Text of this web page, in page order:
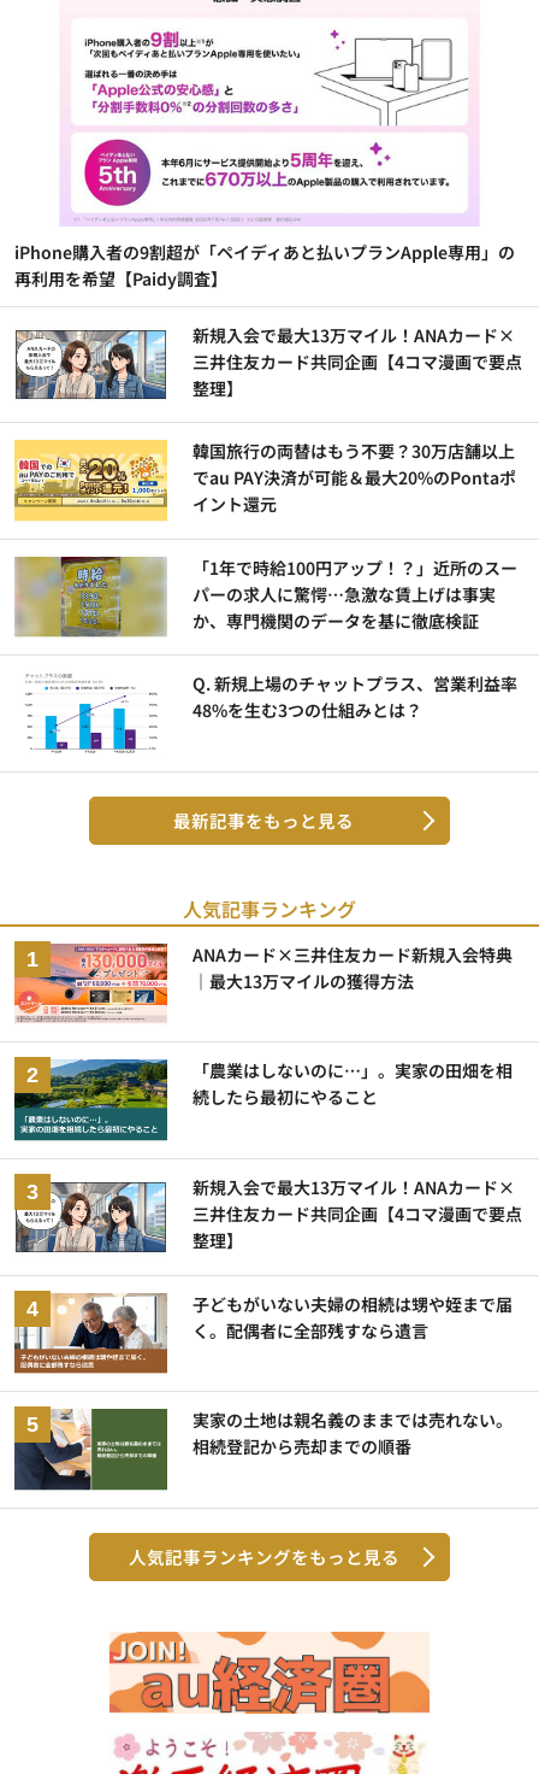
iPhone購入者の9割超が「ペイディあと払いプランApple専用」の
再利用を希望【Paidy調査】
新規入会で最大13万マイル！ANAカード×
三井住友カード共同企画【4コマ漫画で要点
整理】
韓国旅行の両替はもう不要？30万店舗以上
でau PAY決済が可能＆最大20%のPontaポ
イント還元
「1年で時給100円アップ！？」近所のスー
パーの求人に驚愕…急激な賃上げは事実
か、専門機関のデータを基に徹底検証
Q. 新規上場のチャットプラス、営業利益率
48%を生む3つの仕組みとは？
最新記事をもっと見る
人気記事ランキング
ANAカード×三井住友カード新規入会特典
｜最大13万マイルの獲得方法
「農業はしないのに…」。実家の田畑を相
続したら最初にやること
新規入会で最大13万マイル！ANAカード×
三井住友カード共同企画【4コマ漫画で要点
整理】
子どもがいない夫婦の相続は甥や姪まで届
く。配偶者に全部残すなら遺言
実家の土地は親名義のままでは売れない。
相続登記から売却までの順番
人気記事ランキングをもっと見る